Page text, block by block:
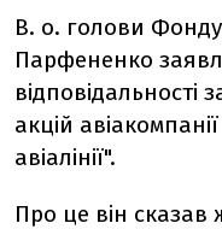
В. о. голови
Парфененко
відповідальності
акцій
авіалінії".
Про це він сказав